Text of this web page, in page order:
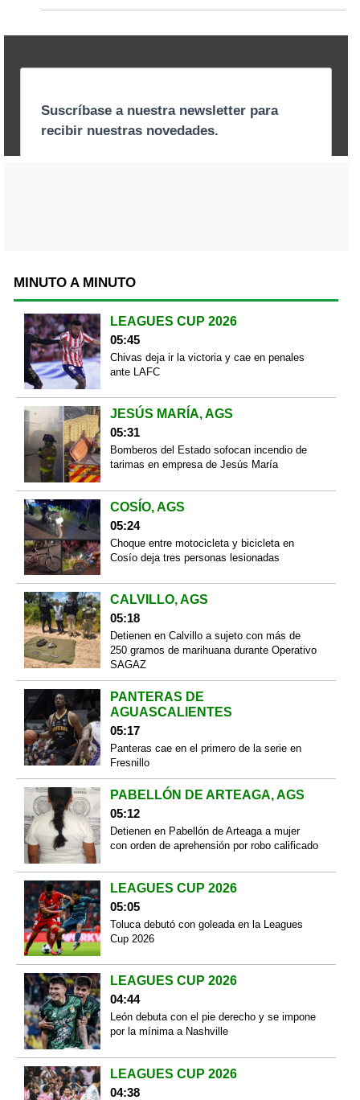
MINUTO A MINUTO
LEAGUES CUP 2026
05:45
Chivas deja ir la victoria y cae en penales
ante LAFC
JESÚS MARÍA, AGS
05:31
Bomberos del Estado sofocan incendio de
tarimas en empresa de Jesús María
COSÍO, AGS
05:24
Choque entre motocicleta y bicicleta en
Cosío deja tres personas lesionadas
CALVILLO, AGS
05:18
Detienen en Calvillo a sujeto con más de
250 gramos de marihuana durante Operativo
SAGAZ
PANTERAS DE
AGUASCALIENTES
05:17
Panteras cae en el primero de la serie en
Fresnillo
PABELLÓN DE ARTEAGA, AGS
05:12
Detienen en Pabellón de Arteaga a mujer
con orden de aprehensión por robo calificado
LEAGUES CUP 2026
05:05
Toluca debutó con goleada en la Leagues
Cup 2026
LEAGUES CUP 2026
04:44
León debuta con el pie derecho y se impone
por la mínima a Nashville
LEAGUES CUP 2026
04:38